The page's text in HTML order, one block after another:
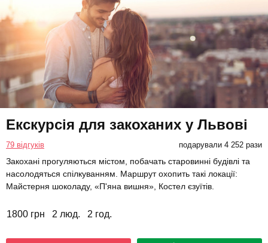
Екскурсія для закоханих у Львові
79 відгуків подарували 4 252 рази
Закохані прогуляються містом, побачать старовинні будівлі та
насолодяться спілкуванням. Маршрут охопить такі локації:
Майстерня шоколаду, «П'яна вишня», Костел єзуїтів.
1800 грн 2 люд. 2 год.